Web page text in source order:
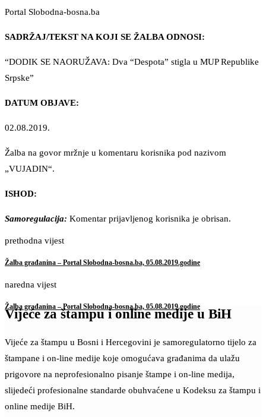
Portal Slobodna-bosna.ba
SADRŽAJ/TEKST NA KOJI SE ŽALBA ODNOSI:
“DODIK SE NAORUŽAVA: Dva “Despota” stigla u MUP Republike
Srpske”
DATUM OBJAVE:
02.08.2019.
Žalba na govor mržnje u komentaru korisnika pod nazivom
„VUJADIN“.
ISHOD:
Samoregulacija: Komentar prijavljenog korisnika je obrisan.
prethodna vijest
Žalba građanina – Portal Slobodna-bosna.ba, 05.08.2019.godine
naredna vijest
Žalba građanina – Portal Slobodna-bosna.ba, 05.08.2019.godine
Vijeće za štampu i online medije u BiH
Vijeće za štampu u Bosni i Hercegovini je samoregulatorno tijelo za
štampane i on-line medije koje omogućava građanima da ulažu
prigovore na neprofesionalno pisanje štampe i on-line medija,
slijedeći profesionalne standarde obuhvaćene u Kodeksu za štampu i
online medije BiH.